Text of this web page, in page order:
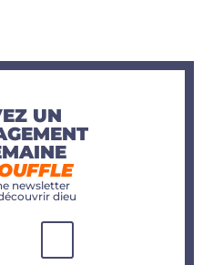
UN
newsletter
dieu